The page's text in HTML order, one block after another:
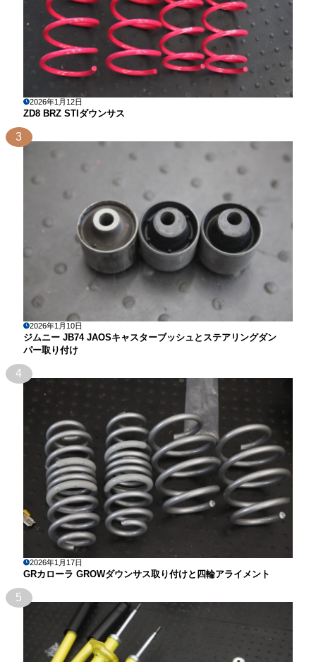
2026年1月12日
ZD8 BRZ STIダウンサス
3
2026年1月10日
ジムニー JB74 JAOSキャスターブッシュとステアリングダン
パー取り付け
4
2026年1月17日
GRカローラ GROWダウンサス取り付けと四輪アライメント
5